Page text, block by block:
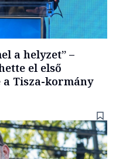
a helyzet” –
el első
a Tisza-kormány